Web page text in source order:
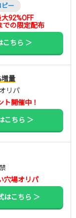
ピー
92%OFF
での限定配布
こちら ＞
増量
リパ
ト開催中！
こちら ＞
穴場オリパ
はこちら ＞